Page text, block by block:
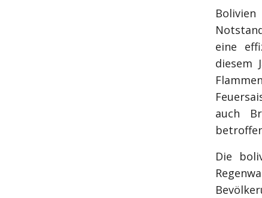
eine
diesem
auch
Die